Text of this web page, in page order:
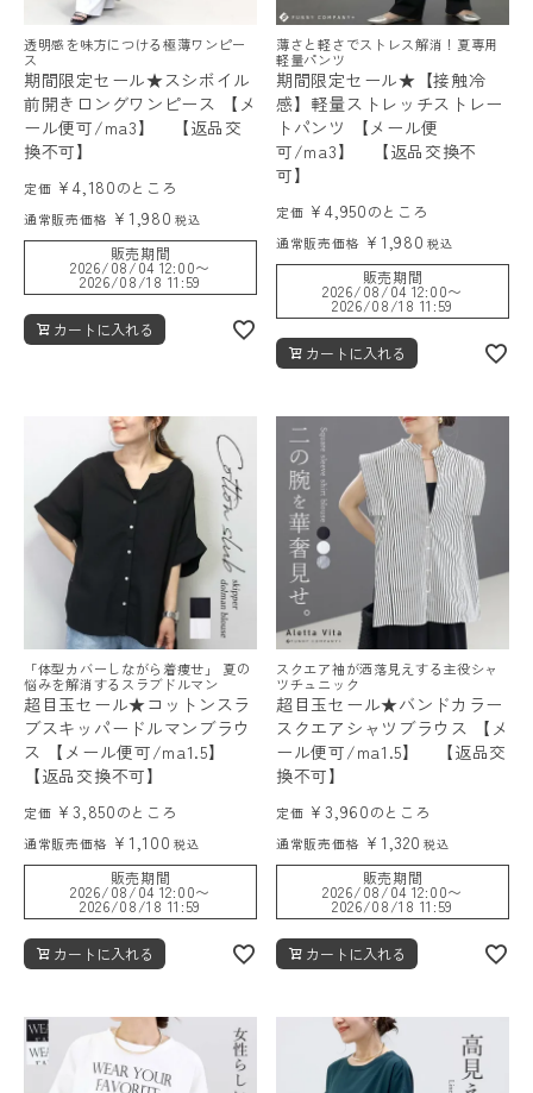
透明感を味方につける極薄ワンピー
ス
期間限定セール★スシボイル
前開きロングワンピース 【メ
ール便可/ma3】 【返品交
換不可】
定価 ¥4,180のところ
通常販売価格 ¥ 1,980 税込
販売期間
2026/08/04 12:00〜
2026/08/18 11:59
カートに入れる
薄さと軽さでストレス解消！夏専用
軽量パンツ
期間限定セール★【接触冷
感】軽量ストレッチストレー
トパンツ 【メール便
可/ma3】 【返品交換不
可】
定価 ¥4,950のところ
通常販売価格 ¥ 1,980 税込
販売期間
2026/08/04 12:00〜
2026/08/18 11:59
カートに入れる
「体型カバーしながら着痩せ」 夏の
悩みを解消するスラブドルマン
超目玉セール★コットンスラ
ブスキッパードルマンブラウ
ス 【メール便可/ma1.5】
【返品交換不可】
定価 ¥3,850のところ
通常販売価格 ¥ 1,100 税込
販売期間
2026/08/04 12:00〜
2026/08/18 11:59
カートに入れる
スクエア袖が洒落見えする主役シャ
ツチュニック
超目玉セール★バンドカラー
スクエアシャツブラウス 【メ
ール便可/ma1.5】 【返品交
換不可】
定価 ¥3,960のところ
通常販売価格 ¥ 1,320 税込
販売期間
2026/08/04 12:00〜
2026/08/18 11:59
カートに入れる